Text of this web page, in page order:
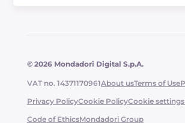
© 2026 Mondadori Digital S.p.A.
VAT no. 14371170961About usTerms of Use
Privacy PolicyCookie PolicyCookie settings
Code of EthicsMondadori Group